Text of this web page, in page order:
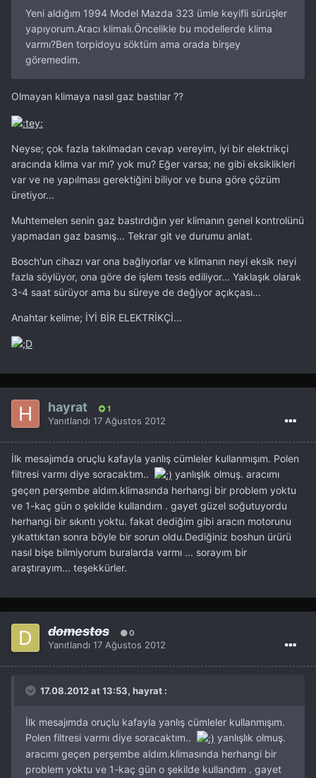
Yeni aldığım 1994 Model Mazda 323 ümle keyifli sürüşler
yapıyorum.Aracı klimalı.Öncelikle bu modellerde klima
varmı?Ben torpidoyu söktüm ama orada birşey
göremedim.
Olmayan klimaya nasıl gaz bastılar ??
Neyse; çok fazla takılmadan cevap vereyim, iyi bir elektrikçi
aracında klima var mı? yok mu? Eğer varsa; ne gibi eksiklikleri
var ve ne yapılması gerektiğini biliyor ve buna göre çözüm
üretiyor...
Muhtemelen senin gaz bastırdığın yer klimanın genel kontrolünü
yapmadan gaz basmış... Tekrar git ve durumu anlat.
Bosch'un cihazı var ona bağlıyorlar ve klimanın neyi eksik neyi
fazla söylüyor, ona göre de işlem tesis ediliyor... Yaklaşık olarak
3-4 saat sürüyor ama bu süreye de değiyor açıkçası...
Anahtar kelime; İYİ BİR ELEKTRİKÇİ...
hayrat 1
Yanıtlandı 17 Ağustos 2012
İlk mesajımda oruçlu kafayla yanlış cümleler kullanmışım. Polen
filtresi varmı diye soracaktım..
yanlışlık olmuş. aracımı
geçen perşembe aldım.klimasında herhangi bir problem yoktu
ve 1-kaç gün o şekilde kullandım . gayet güzel soğutuyordu
herhangi bir sıkıntı yoktu. fakat dediğim gibi aracın motorunu
yıkattıktan sonra böyle bir sorun oldu.Dediğiniz boshun ürürü
nasıl bişe bilmiyorum buralarda varmı ... sorayım bir
araştırayım... teşekkürler.
domestos 0
Yanıtlandı 17 Ağustos 2012
17.08.2012 at 13:53, hayrat :
İlk mesajımda oruçlu kafayla yanlış cümleler kullanmışım.
Polen filtresi varmı diye soracaktım..
yanlışlık olmuş.
aracımı geçen perşembe aldım.klimasında herhangi bir
problem yoktu ve 1-kaç gün o şekilde kullandım . gayet